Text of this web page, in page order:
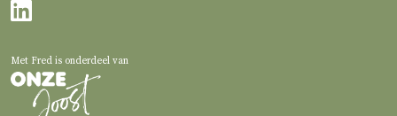
Met Fred is onderdeel van